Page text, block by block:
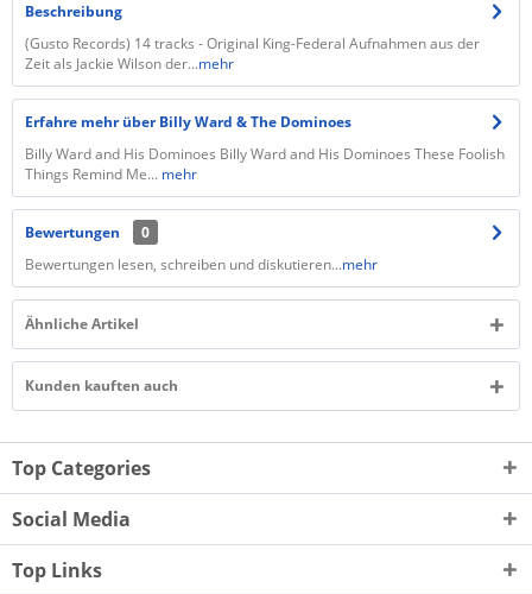
Beschreibung
(Gusto Records) 14 tracks - Original King-Federal Aufnahmen aus der
Zeit als Jackie Wilson der...mehr
Erfahre mehr über Billy Ward & The Dominoes
Billy Ward and His Dominoes Billy Ward and His Dominoes These Foolish
Things Remind Me... mehr
Bewertungen
0
Bewertungen lesen, schreiben und diskutieren...mehr
Ähnliche Artikel
Kunden kauften auch
Top Categories
Social Media
Top Links